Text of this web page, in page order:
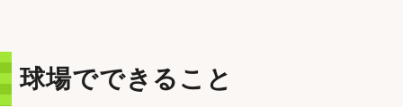
球場でできること